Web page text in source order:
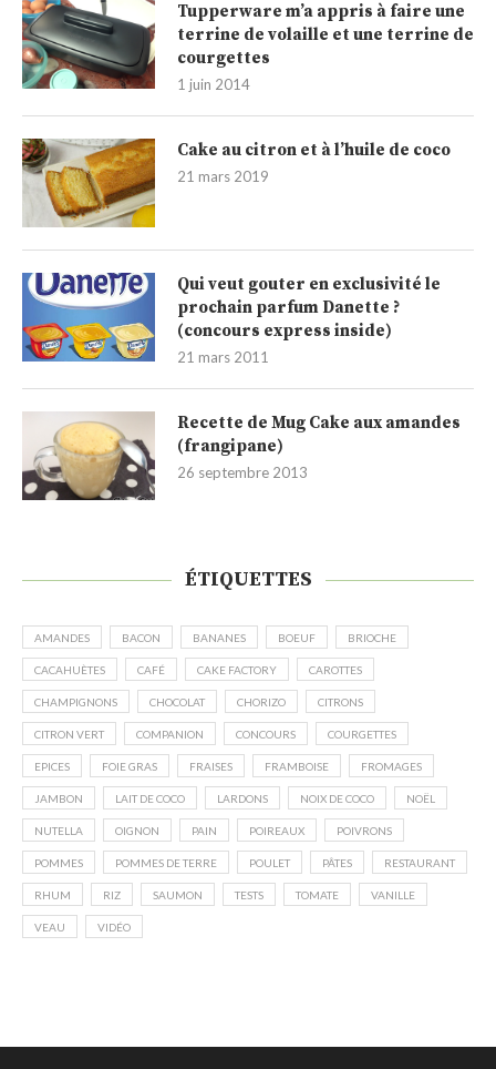
Tupperware m’a appris à faire une
terrine de volaille et une terrine de
courgettes
1 juin 2014
Cake au citron et à l’huile de coco
21 mars 2019
Qui veut gouter en exclusivité le
prochain parfum Danette ?
(concours express inside)
21 mars 2011
Recette de Mug Cake aux amandes
(frangipane)
26 septembre 2013
ÉTIQUETTES
AMANDES BACON BANANES BOEUF BRIOCHE
CACAHUÈTES CAFÉ CAKE FACTORY CAROTTES
CHAMPIGNONS CHOCOLAT CHORIZO CITRONS
CITRON VERT COMPANION CONCOURS COURGETTES
EPICES FOIE GRAS FRAISES FRAMBOISE FROMAGES
JAMBON LAIT DE COCO LARDONS NOIX DE COCO NOËL
NUTELLA OIGNON PAIN POIREAUX POIVRONS
POMMES POMMES DE TERRE POULET PÂTES RESTAURANT
RHUM RIZ SAUMON TESTS TOMATE VANILLE
VEAU VIDÉO